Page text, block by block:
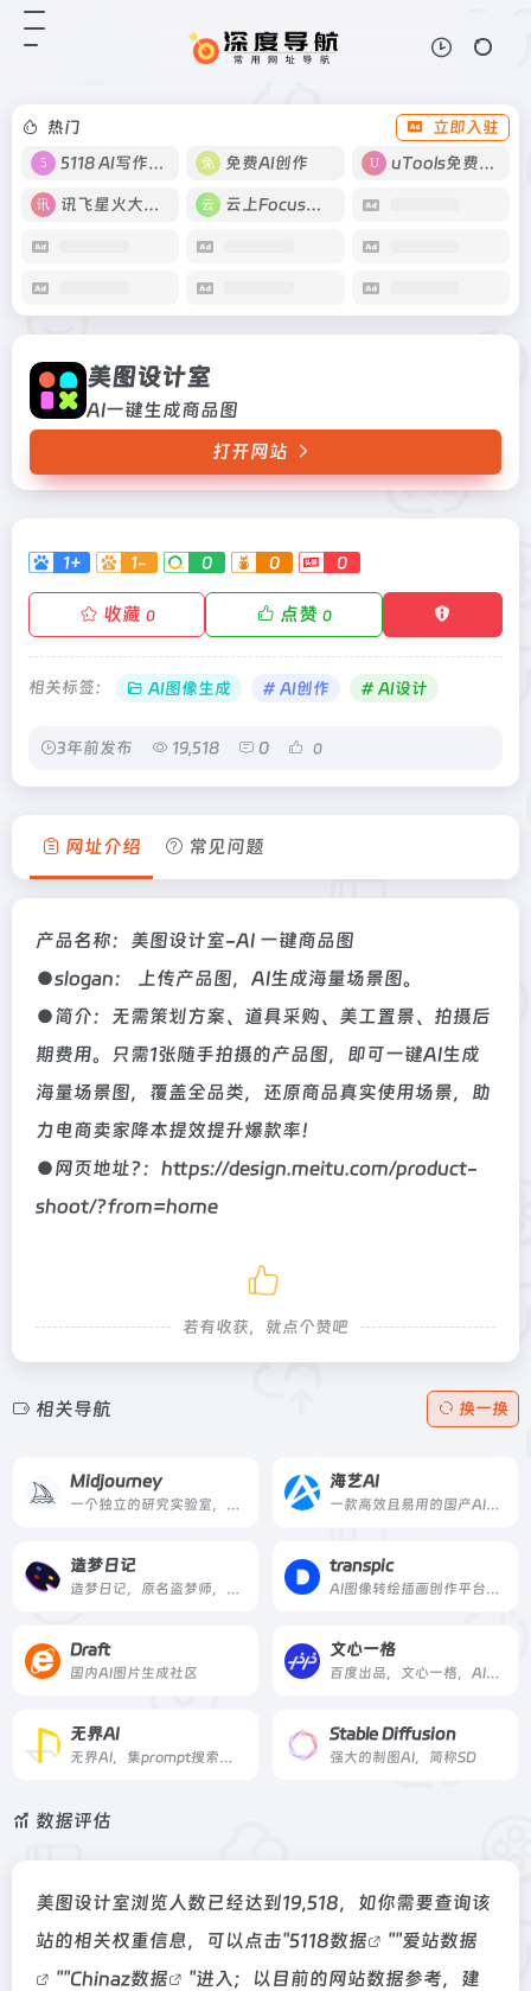
热门
立即入驻
5118 AI写作工具
免费AI创作 uTools免费工具箱
讯飞星火大模型 云上Focus接码
美图设计室
AI一键生成商品图
打开网站
1+ 1- 0 0 0
收藏 0 点赞 0
相关标签： AI图像生成 # AI创作 # AI设计
3年前发布 19,518 0 0
网址介绍 常见问题
产品名称：美图设计室-AI 一键商品图
●slogan： 上传产品图，AI生成海量场景图。
●简介：无需策划方案、道具采购、美工置景、拍摄后
期费用。只需1张随手拍摄的产品图，即可一键AI生成
海量场景图，覆盖全品类，还原商品真实使用场景，助
力电商卖家降本提效提升爆款率！
●网页地址?：https://design.meitu.com/product-
shoot/?from=home
若有收获，就点个赞吧
相关导航 换一换
Midjourney
一个独立的研究实验室，探索新的思想媒介，扩大人类的想象力。
海艺AI
一款高效且易用的国产AI绘画工具，让你无需专业技能，轻松生成大量高质量图片
造梦日记
造梦日记，原名盗梦师，是西湖心辰联合西湖大学研发的一款AI绘画工具，覆盖多模态模型训练和图像生成，包括二次元头像生成、图片设计等，可应用于绘画、动漫游戏、运营策划和电商等领域，人人都可实现自己的创作梦。
transpic
AI图像转绘插画创作平台、上传图片生成多张图片，图片风格转换
Draft
国内AI图片生成社区
文心一格
百度出品，文心一格，AI艺术和创意辅助平台，依托飞桨、文心大模型的技术创新推出的“AI作画”产品，可轻松驾驭多种风格，人人皆可“一语成画”
无界AI
无界AI，集prompt搜索、AI图库、AI创作、AI广场等为一体。提供一站式AI搜索-创作-交流-分享服务。
Stable Diffusion
强大的制图AI，简称SD
数据评估
美图设计室浏览人数已经达到19,518，如你需要查询该
站的相关权重信息，可以点击"5118数据 ""爱站数据
""Chinaz数据
"进入；以目前的网站数据参考，建